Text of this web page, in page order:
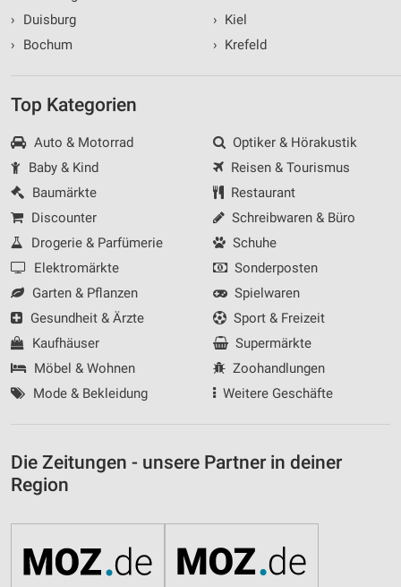
›
Duisburg
›
Bochum
› Kiel
› Krefeld
Top Kategorien
Auto & Motorrad
Baby & Kind
Baumärkte
Discounter
Drogerie & Parfümerie
Elektromärkte
Garten & Pflanzen
Gesundheit & Ärzte
Kaufhäuser
Möbel & Wohnen
Mode & Bekleidung
Optiker & Hörakustik
Reisen & Tourismus
Restaurant
Schreibwaren & Büro
Schuhe
Sonderposten
Spielwaren
Sport & Freizeit
Supermärkte
Zoohandlungen
Weitere Geschäfte
Die Zeitungen - unsere Partner in deiner
Region